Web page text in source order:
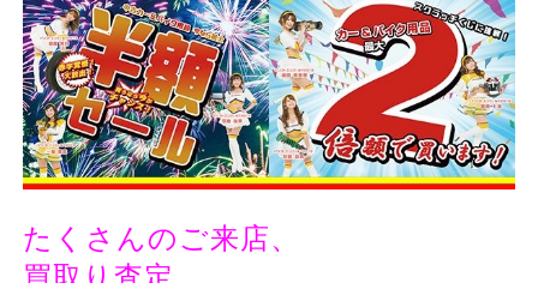
たくさんのご来店、
買取り査定